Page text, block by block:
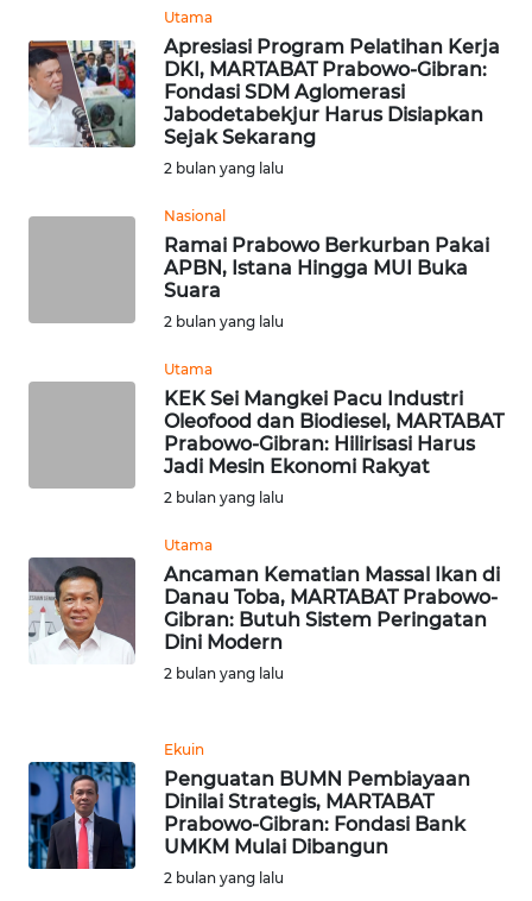
Utama
Apresiasi Program Pelatihan Kerja
DKI, MARTABAT Prabowo-Gibran:
Fondasi SDM Aglomerasi
Jabodetabekjur Harus Disiapkan
Sejak Sekarang
2 bulan yang lalu
Nasional
Ramai Prabowo Berkurban Pakai
APBN, Istana Hingga MUI Buka
Suara
2 bulan yang lalu
Utama
KEK Sei Mangkei Pacu Industri
Oleofood dan Biodiesel, MARTABAT
Prabowo-Gibran: Hilirisasi Harus
Jadi Mesin Ekonomi Rakyat
2 bulan yang lalu
Utama
Ancaman Kematian Massal Ikan di
Danau Toba, MARTABAT Prabowo-
Gibran: Butuh Sistem Peringatan
Dini Modern
2 bulan yang lalu
Ekuin
Penguatan BUMN Pembiayaan
Dinilai Strategis, MARTABAT
Prabowo-Gibran: Fondasi Bank
UMKM Mulai Dibangun
2 bulan yang lalu
PADANG
LAWAS
WN
SUMEDANG
WN
KEPULAUAN
WN
CIREBON
WN
KUNINGAN
WN